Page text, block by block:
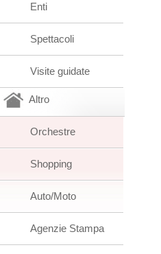
Enti
Spettacoli
Visite guidate
Altro
Orchestre
Shopping
Auto/Moto
Agenzie Stampa